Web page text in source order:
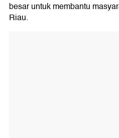
besar untuk membantu
Riau.